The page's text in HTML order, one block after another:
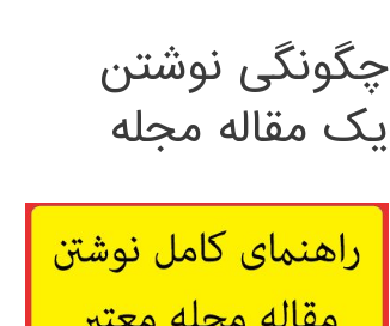
چگونگی نوشتن
یک مقاله مجله